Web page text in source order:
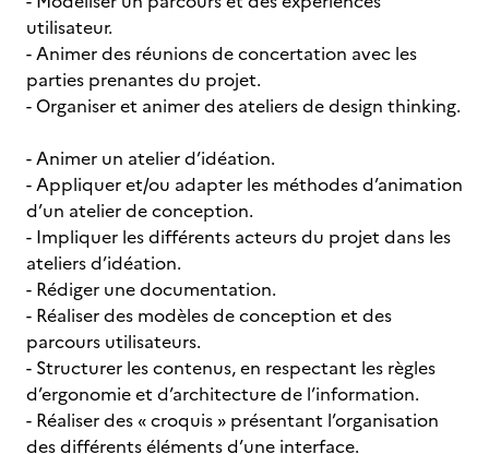
utilisateur.
- Animer des réunions de concertation avec les
parties prenantes du projet.
- Organiser et animer des ateliers de design thinking.
- Animer un atelier d’idéation.
- Appliquer et/ou adapter les méthodes d’animation
d’un atelier de conception.
- Impliquer les différents acteurs du projet dans les
ateliers d’idéation.
- Rédiger une documentation.
- Réaliser des modèles de conception et des
parcours utilisateurs.
- Structurer les contenus, en respectant les règles
d’ergonomie et d’architecture de l’information.
- Réaliser des « croquis » présentant l’organisation
des différents éléments d’une interface.